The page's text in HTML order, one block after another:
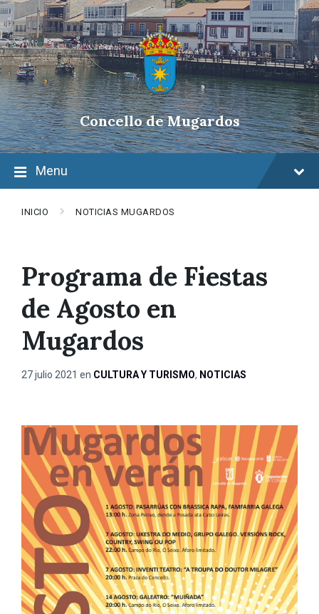
Skip
to
content
Skip
to
main
navigation
Skip
to
footer
Concello de Mugardos
Menu
INICIO NOTICIAS MUGARDOS
Programa de Fiestas
de Agosto en
Mugardos
27 julio 2021 en CULTURA Y TURISMO, NOTICIAS